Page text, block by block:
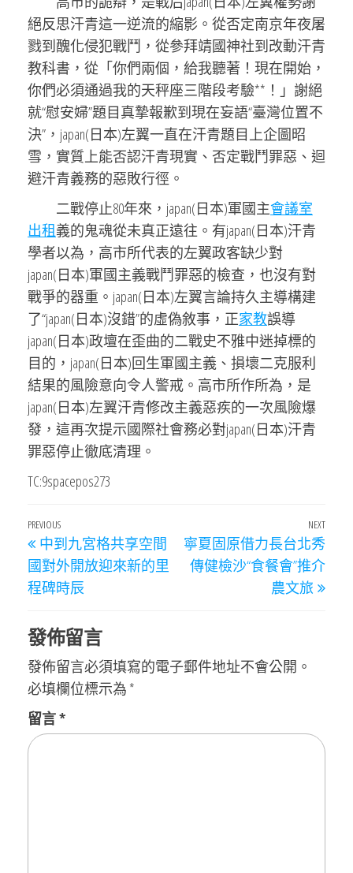
絕反思汗青這一逆流的縮影。從否定南京年夜屠
戮到醜化侵犯戰鬥，從參拜靖國神社到改動汗青
教科書，從「你們兩個，給我聽著！現在開始，
你們必須通過我的天秤座三階段考驗**！」謝絕
就“慰安婦”題目真摯報歉到現在妄語“臺灣位置不
決”，japan(日本)左翼一直在汗青題目上企圖昭
雪，實質上能否認汗青現實、否定戰鬥罪惡、迴
避汗青義務的惡敗行徑。
二戰停止80年來，japan(日本)軍國主會議室
出租義的鬼魂從未真正遠往。有japan(日本)汗青
學者以為，高市所代表的左翼政客缺少對
japan(日本)軍國主義戰鬥罪惡的檢查，也沒有對
戰爭的器重。japan(日本)左翼言論持久主導構建
了“japan(日本)沒錯”的虛偽敘事，正家教誤導
japan(日本)政壇在歪曲的二戰史不雅中迷掉標的
目的，japan(日本)回生軍國主義、損壞二克服利
結果的風險意向令人警戒。高市所作所為，是
japan(日本)左翼汗青修改主義惡疾的一次風險爆
發，這再次提示國際社會務必對japan(日本)汗青
罪惡停止徹底清理。
TC:9spacepos273
文
章
導
Previous
Post
PREVIOUS
中到九宮格共享空間
國對外開放迎來新的里
程碑時辰
Next
Post
NEXT
寧夏固原借力長台北秀
傳健檢沙“食餐會”推介
農文旅
發佈留言
發佈留言必須填寫的電子郵件地址不會公開。
必填欄位標示為 *
留言*